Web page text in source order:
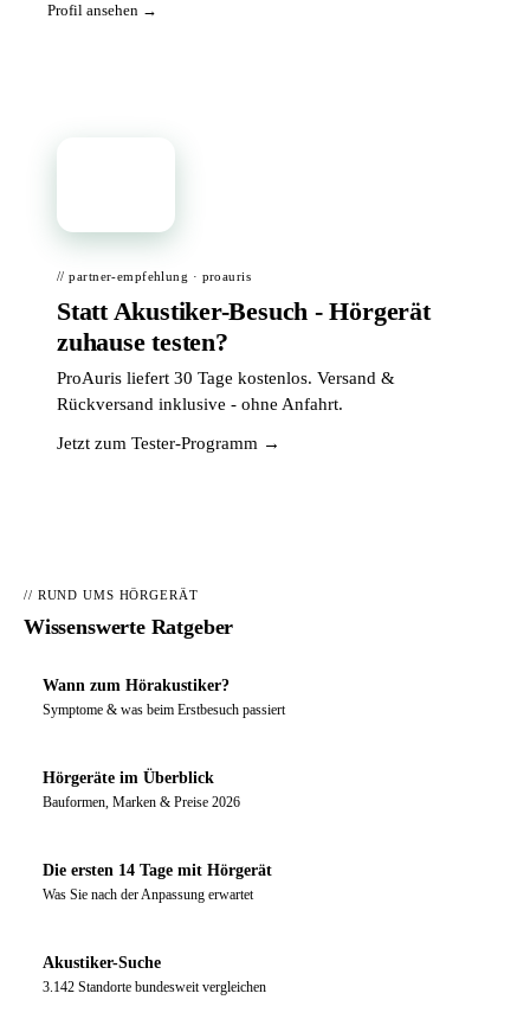
Profil ansehen →
// partner-empfehlung · proauris
Statt Akustiker-Besuch - Hörgerät
zuhause testen?
ProAuris liefert 30 Tage kostenlos. Versand &
Rückversand inklusive - ohne Anfahrt.
Jetzt zum Tester-Programm →
// RUND UMS HÖRGERÄT
Wissenswerte Ratgeber
Wann zum Hörakustiker?
Symptome & was beim Erstbesuch passiert
Hörgeräte im Überblick
Bauformen, Marken & Preise 2026
Die ersten 14 Tage mit Hörgerät
Was Sie nach der Anpassung erwartet
Akustiker-Suche
3.142 Standorte bundesweit vergleichen